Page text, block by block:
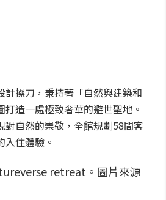
計操刀，秉持著「自然與建築和
造一處極致奢華的避世聖地。
對自然的崇敬，全館規劃58間客
住體驗。